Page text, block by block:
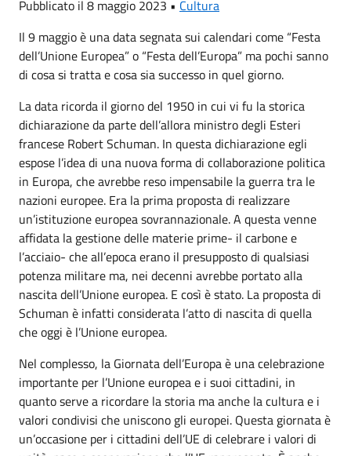
Pubblicato il 8 maggio 2023 • Cultura
Il 9 maggio è una data segnata sui calendari come “Festa
dell’Unione Europea” o “Festa dell’Europa” ma pochi sanno
di cosa si tratta e cosa sia successo in quel giorno.
La data ricorda il giorno del 1950 in cui vi fu la storica
dichiarazione da parte dell’allora ministro degli Esteri
francese Robert Schuman. In questa dichiarazione egli
espose l’idea di una nuova forma di collaborazione politica
in Europa, che avrebbe reso impensabile la guerra tra le
nazioni europee. Era la prima proposta di realizzare
un’istituzione europea sovrannazionale. A questa venne
affidata la gestione delle materie prime- il carbone e
l’acciaio- che all’epoca erano il presupposto di qualsiasi
potenza militare ma, nei decenni avrebbe portato alla
nascita dell’Unione europea. E così è stato. La proposta di
Schuman è infatti considerata l’atto di nascita di quella
che oggi è l’Unione europea.
Nel complesso, la Giornata dell’Europa è una celebrazione
importante per l’Unione europea e i suoi cittadini, in
quanto serve a ricordare la storia ma anche la cultura e i
valori condivisi che uniscono gli europei. Questa giornata è
un’occasione per i cittadini dell’UE di celebrare i valori di